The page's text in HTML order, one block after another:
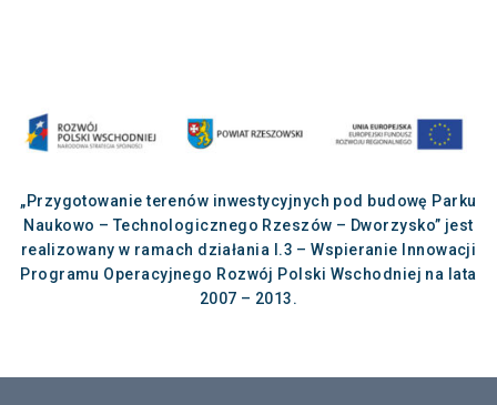
„Przygotowanie terenów inwestycyjnych pod budowę Parku
Naukowo – Technologicznego Rzeszów – Dworzysko” jest
realizowany w ramach działania I.3 – Wspieranie Innowacji
Programu Operacyjnego Rozwój Polski Wschodniej na lata
2007 – 2013.